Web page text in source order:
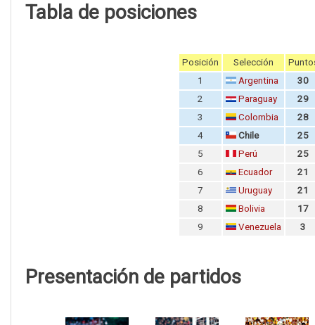
Tabla de posiciones
Posición Selección
1
Argentina
30
2
Paraguay
29
3
Colombia
28
4
Chile
25
5
Perú
25
6
Ecuador
21
7
Uruguay
21
8
Bolivia
17
9
Venezuela 3
Presentación de partidos